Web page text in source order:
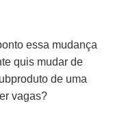
essa mudança
quis mudar de
de uma
vagas?